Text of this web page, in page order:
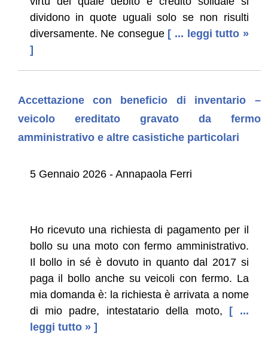
dividono in quote uguali solo se non risulti
diversamente. Ne consegue [ ... leggi tutto »
]
Accettazione con beneficio di inventario –
veicolo ereditato gravato da fermo
amministrativo e altre casistiche particolari
5 Gennaio 2026 - Annapaola Ferri
Ho ricevuto una richiesta di pagamento per il
bollo su una moto con fermo amministrativo.
Il bollo in sé è dovuto in quanto dal 2017 si
paga il bollo anche su veicoli con fermo. La
mia domanda è: la richiesta è arrivata a nome
di mio padre, intestatario della moto,
[ ...
leggi tutto » ]